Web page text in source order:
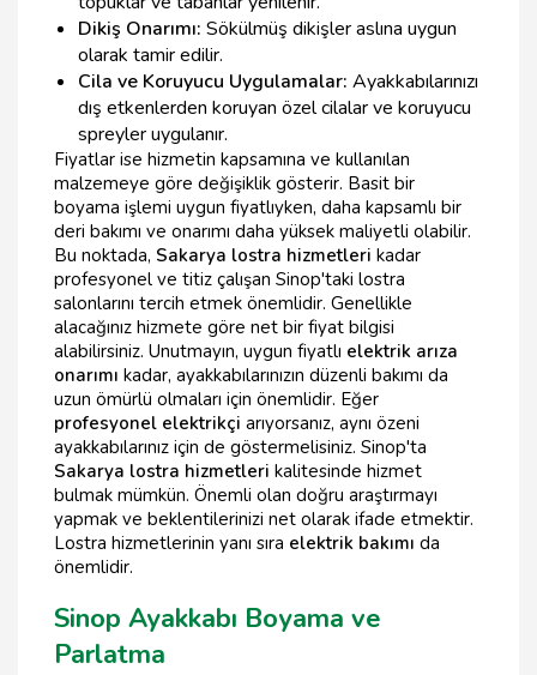
Dikiş Onarımı: Sökülmüş dikişler aslına uygun
olarak tamir edilir.
Cila ve Koruyucu Uygulamalar: Ayakkabılarınızı
dış etkenlerden koruyan özel cilalar ve koruyucu
spreyler uygulanır.
Fiyatlar ise hizmetin kapsamına ve kullanılan
malzemeye göre değişiklik gösterir. Basit bir
boyama işlemi uygun fiyatlıyken, daha kapsamlı bir
deri bakımı ve onarımı daha yüksek maliyetli olabilir.
Bu noktada, Sakarya lostra hizmetleri kadar
profesyonel ve titiz çalışan Sinop'taki lostra
salonlarını tercih etmek önemlidir. Genellikle
alacağınız hizmete göre net bir fiyat bilgisi
alabilirsiniz. Unutmayın, uygun fiyatlı elektrik arıza
onarımı kadar, ayakkabılarınızın düzenli bakımı da
uzun ömürlü olmaları için önemlidir. Eğer
profesyonel elektrikçi arıyorsanız, aynı özeni
ayakkabılarınız için de göstermelisiniz. Sinop'ta
Sakarya lostra hizmetleri kalitesinde hizmet
bulmak mümkün. Önemli olan doğru araştırmayı
yapmak ve beklentilerinizi net olarak ifade etmektir.
Lostra hizmetlerinin yanı sıra elektrik bakımı da
önemlidir.
Sinop Ayakkabı Boyama ve
Parlatma